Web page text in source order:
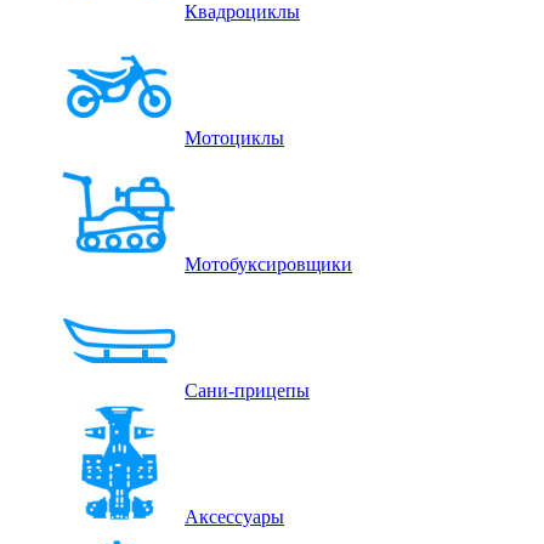
Квадроциклы
Мотоциклы
Мотобуксировщики
Сани-прицепы
Аксессуары